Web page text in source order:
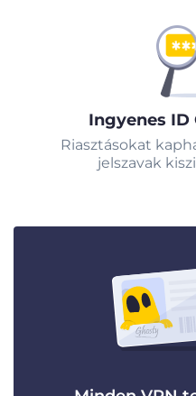
Ingyenes ID
Riasztásokat
jelszavak